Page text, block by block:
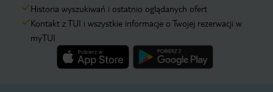
Historia wyszukiwań i ostatnio oglądanych ofert
Kontakt z TUI i wszystkie informacje o Twojej rezerwacji w
myTUI